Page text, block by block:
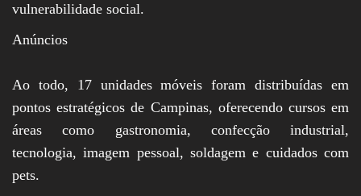
vulnerabilidade social.
Anúncios
Ao todo, 17 unidades móveis foram distribuídas em
pontos estratégicos de Campinas, oferecendo cursos em
áreas como gastronomia, confecção industrial,
tecnologia, imagem pessoal, soldagem e cuidados com
pets.